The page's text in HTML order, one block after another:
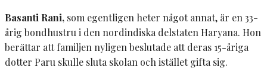
Basanti Rani, som egentligen heter något annat, är en 33-
årig bondhustru i den nordindiska delstaten Haryana. Hon
berättar att familjen nyligen beslutade att deras 15-åriga
dotter Paru skulle sluta skolan och istället gifta sig.